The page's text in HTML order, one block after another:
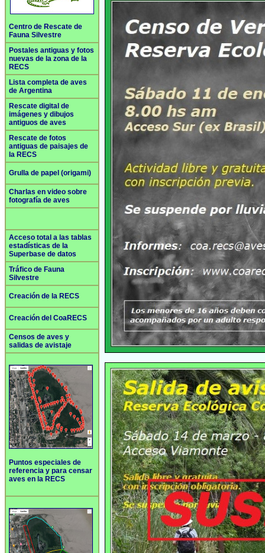
Centro de Rescate de
Fauna Silvestre
Postales antiguas y fotos
nuevas de la zona de la
RECS
Lista completa de aves
de Argentina
Rescate digital de
imágenes y dibujos
antiguos de aves
Rescate de fotos
antiguas de paisajes de
la RECS
Grulla de papel (origami)
Charlas en video sobre
fotografía de aves
Acceso total a las tablas
estadísticas de la
Superbase de datos
Tráfico de Fauna
Silvestre
Creación de la RECS
Creación del CoaRECS
Censos de aves y
salidas de avistaje
Puntos especiales de
referencia y para censar
aves en la RECS